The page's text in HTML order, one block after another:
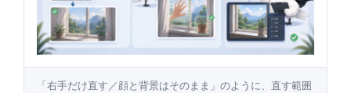
「右手だけ直す／顔と背景はそのまま」のように、直す範囲